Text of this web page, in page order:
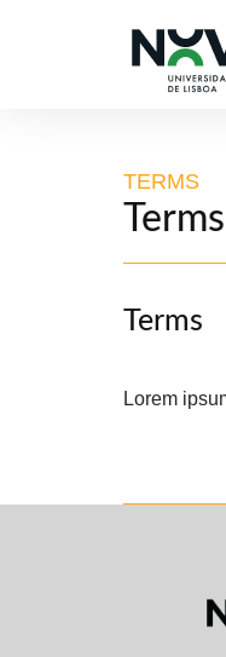
TERMS
Terms
Lorem